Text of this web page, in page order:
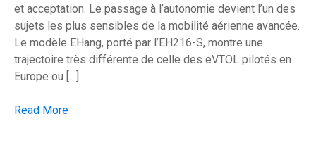
et acceptation. Le passage à l’autonomie devient l’un des
sujets les plus sensibles de la mobilité aérienne avancée.
Le modèle EHang, porté par l’EH216-S, montre une
trajectoire très différente de celle des eVTOL pilotés en
Europe ou […]
Les eVTOL sans pilote veulent transformer le taxi aérien
Read More